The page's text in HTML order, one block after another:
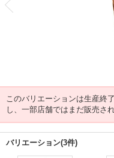
このバリエーションは生産終
し、一部店舗ではまだ販売さ
バリエーション(3件)